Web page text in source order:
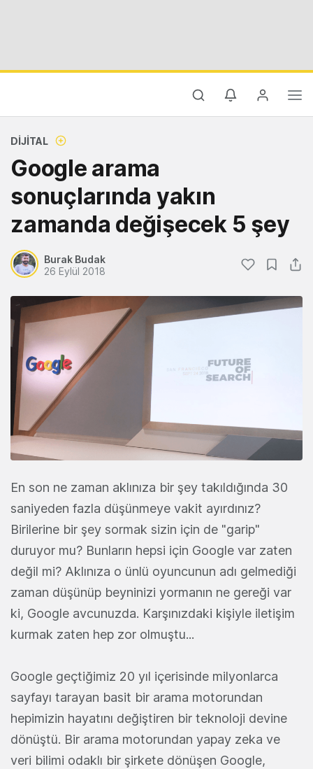
DIJITAL
Google arama
sonuçlarında yakın
zamanda değişecek 5 şey
Burak Budak
26 Eylül 2018
En son ne zaman aklınıza bir şey takıldığında 30
saniyeden fazla düşünmeye vakit ayırdınız?
Birilerine bir şey sormak sizin için de "garip"
duruyor mu? Bunların hepsi için Google var zaten
değil mi? Aklınıza o ünlü oyuncunun adı gelmediği
zaman düşünüp beyninizi yormanın ne gereği var
ki, Google avcunuzda. Karşınızdaki kişiyle iletişim
kurmak zaten hep zor olmuştu...
Google geçtiğimiz 20 yıl içerisinde milyonlarca
sayfayı tarayan basit bir arama motorundan
hepimizin hayatını değiştiren bir teknoloji devine
dönüştü. Bir arama motorundan yapay zeka ve
veri bilimi odaklı bir şirkete dönüşen Google,